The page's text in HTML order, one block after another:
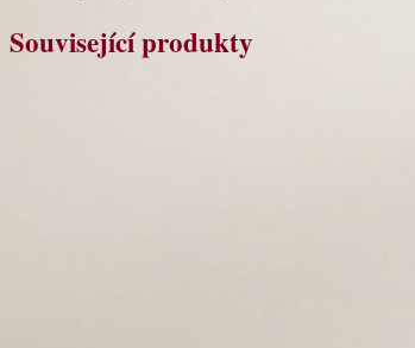
Související produkty